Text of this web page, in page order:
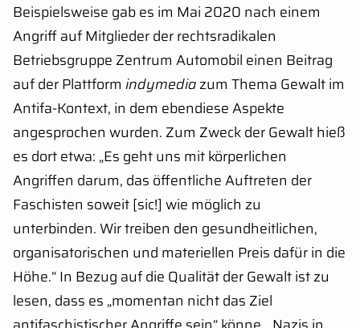
Beispielsweise gab es im Mai 2020 nach einem
Angriff auf Mitglieder der rechtsradikalen
Betriebsgruppe Zentrum Automobil einen Beitrag
auf der Plattform indymediazum Thema Gewalt im
Antifa-Kontext, in dem ebendiese Aspekte
angesprochen wurden. Zum Zweck der Gewalt hieß
es dort etwa: „Es geht uns mit körperlichen
Angriffen darum, das öffentliche Auftreten der
Faschisten soweit [sic!] wie möglich zu
unterbinden. Wir treiben den gesundheitlichen,
organisatorischen und materiellen Preis dafür in die
Höhe.“ In Bezug auf die Qualität der Gewalt ist zu
lesen, dass es „momentan nicht das Ziel